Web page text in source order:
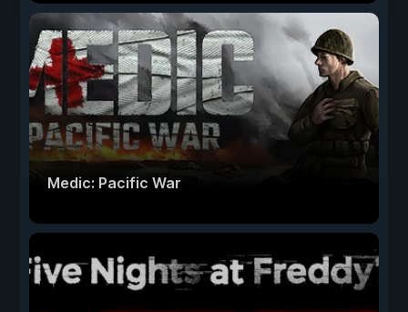
Medic: Pacific War